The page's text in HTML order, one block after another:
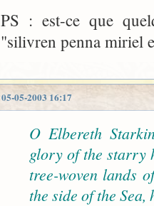
PS : est-ce que
"silivren penna miriel
05-05-2003 16:17
O Elbereth
glory of the starry
tree-woven lands
the side of the